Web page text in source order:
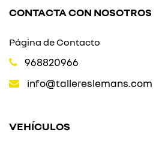
CONTACTA CON NOSOTROS
Página de Contacto
968820966
info@tallereslemans.com
VEHÍCULOS